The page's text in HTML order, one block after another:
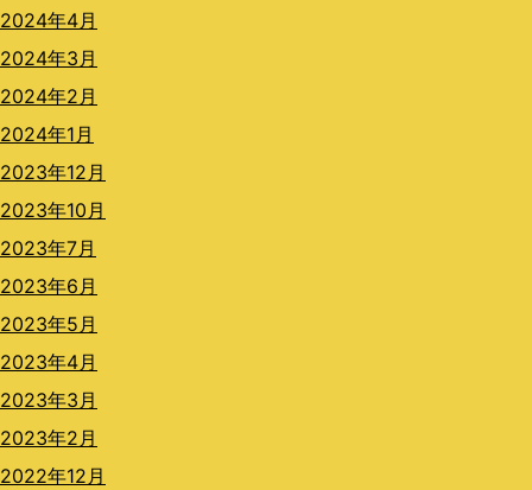
2024年4月
2024年3月
2024年2月
2024年1月
2023年12月
2023年10月
2023年7月
2023年6月
2023年5月
2023年4月
2023年3月
2023年2月
2022年12月